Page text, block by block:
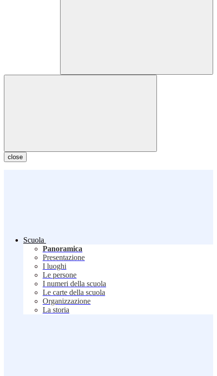
close
Scuola
Panoramica
Presentazione
I luoghi
Le persone
I numeri della scuola
Le carte della scuola
Organizzazione
La storia